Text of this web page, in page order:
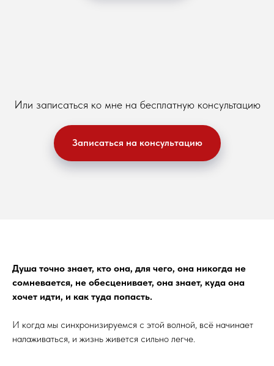
Или записаться ко мне на бесплатную консультацию
Записаться на консультацию
Душа точно знает, кто она, для чего, она никогда не
сомневается, не обесценивает, она знает, куда она
хочет идти, и как туда попасть.
И когда мы синхронизируемся с этой волной, всё начинает
налаживаться, и жизнь живется сильно легче.